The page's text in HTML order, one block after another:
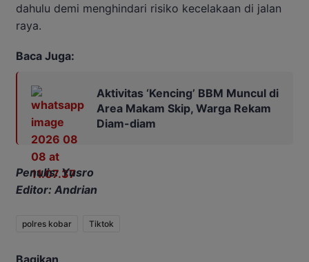
dahulu demi menghindari risiko kecelakaan di jalan
raya.
Baca Juga:
Aktivitas ‘Kencing’ BBM Muncul di
Area Makam Skip, Warga Rekam
Diam-diam
Penulis: Yusro
Editor: Andrian
polres kobar Tiktok
Bagikan